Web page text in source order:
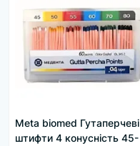
Meta biomed Гутаперчеві
штифти 4 конусність 45-